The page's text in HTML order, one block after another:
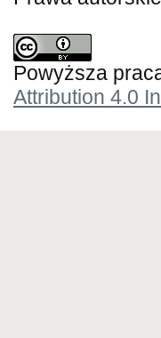
Powyższa
Attribution 4.0